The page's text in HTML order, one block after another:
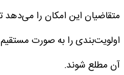
متقاضیان این امکان را می‌دهد
اولویت‌بندی را به صورت مستقیم
آن مطلع شوند.